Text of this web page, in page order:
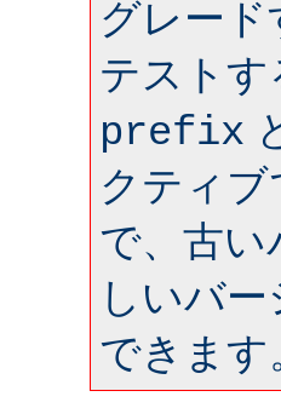
グレー
テスト
prefix
クティ
で、古い
しいバ
できます